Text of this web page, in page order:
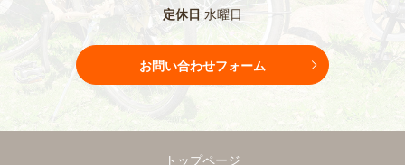
定休日 水曜日
お問い合わせフォーム
トップページ